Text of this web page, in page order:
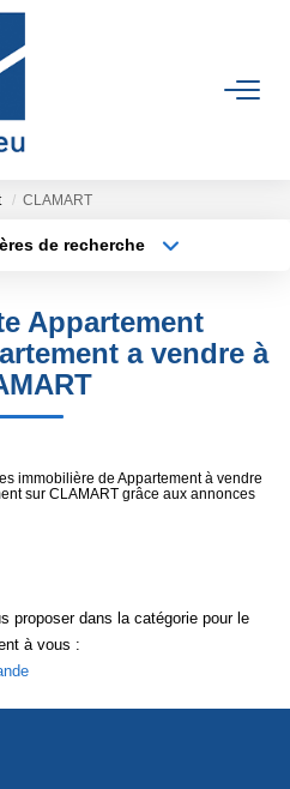
CLAMART
de recherche
Surface min
Appartement
a vendre à
immobilière de Appartement à vendre
sur CLAMART grâce aux annonces
proposer dans la catégorie pour le
à vous :